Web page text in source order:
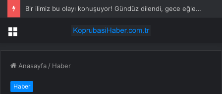
Bir ilimiz bu olayı konuşuyor! Gündüz dilendi, gece eğlendi
Menü
Anasayfa / Haber
Haber